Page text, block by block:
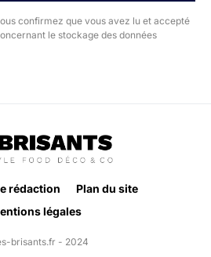
confirmez que vous avez lu et accepté
le stockage des données
rédaction
Plan du site
légales
brisants.fr - 2024